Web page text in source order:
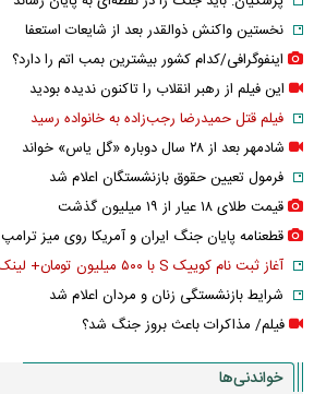
نخستین واکنش ذوالقدر بعد از شایعات استعفا
اینفوگرافی/کدام کشور بیشترین بمب اتم را دارد؟
این فیلم از رهبر انقلاب را تاکنون ندیده بودید
فیلم قتل حمیدرضا رجب‌زاده به خانواده رسید
شادمهر بعد از ۲۸ سال دوباره «گل یاس» خواند
فرمول تعیین حقوق بازنشستگان اعلام شد
قیمت طلای ۱۸ عیار از ۱۹ میلیون گذشت
قطعنامه پایان جنگ ایران و آمریکا روی میز ترامپ
آغاز ثبت نام کوییک S با ۵۰۰ میلیون تومان+ لینک
شرایط بازنشستگی زنان و مردان اعلام شد
فیلم/ مذاکرات باعث بروز جنگ شد؟
خواندنی‌ها